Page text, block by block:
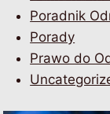
Poradnik
Porady
Prawo do